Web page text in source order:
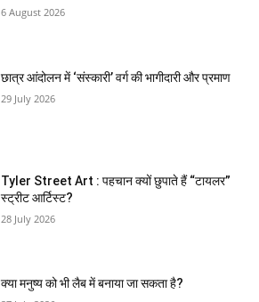
6 August 2026
छात्र आंदोलन में ‘संस्कारी’ वर्ग की भागीदारी और प्रमाण
29 July 2026
Tyler Street Art : पहचान क्यों छुपाते हैं “टायलर”
स्ट्रीट आर्टिस्ट?
28 July 2026
क्या मनुष्य को भी लैब में बनाया जा सकता है?